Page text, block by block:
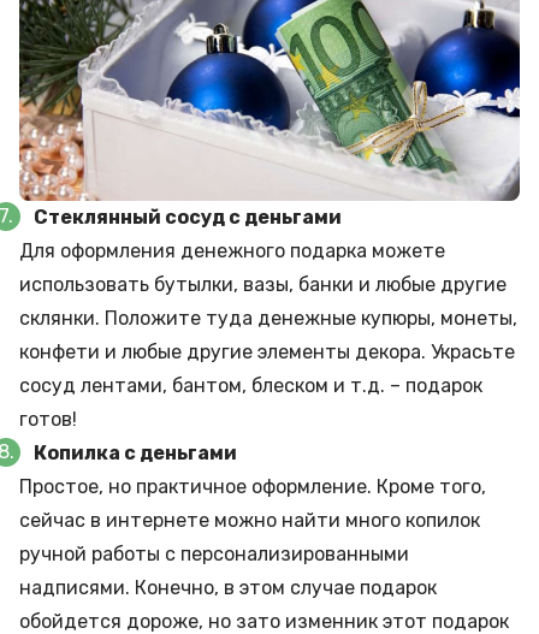
Стеклянный сосуд с деньгами
Для оформления денежного подарка можете
использовать бутылки, вазы, банки и любые другие
склянки. Положите туда денежные купюры, монеты,
конфети и любые другие элементы декора. Украсьте
сосуд лентами, бантом, блеском и т.д. – подарок
готов!
Копилка с деньгами
Простое, но практичное оформление. Кроме того,
сейчас в интернете можно найти много копилок
ручной работы с персонализированными
надписями. Конечно, в этом случае подарок
обойдется дороже, но зато изменник этот подарок